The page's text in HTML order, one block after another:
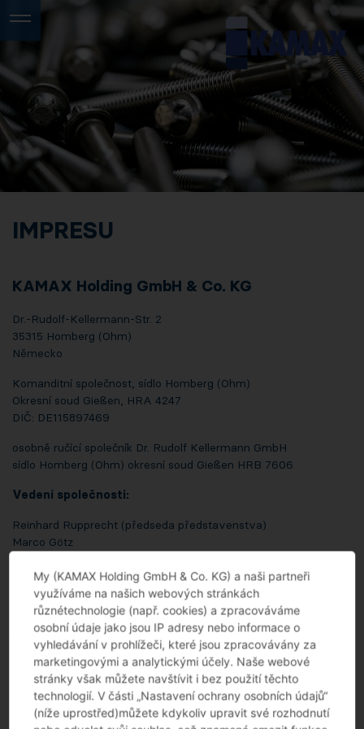
IMPRESU
KAMAX Holding GmbH & Co. KG
Dr.-Rudolf-Kellermann-Str. 2
35315 Homberg (Ohm)
Německo
Komanditní společnost, sídlo Homberg (Ohm)
Okresní soud Gießen, HRA 4247
DIČ: DE115897469
osobně ručící společník Dr. Rudolf Kellermann GmbH
sídlo Homberg (Ohm) okresní soud Gießen HRB 7606
Vedení společnosti:
Reinhard Rupprecht (předseda představenstva)
Marco Götz
Telefon: +49 6633 79-0
E-Maily:
communications@kamax.com
purchasing@kamax.com
sales@kamax.com
Vyloučení ručení
My (KAMAX Holding GmbH & Co. KG) a naši partneři
využíváme na našich webových stránkách
různétechnologie (např. cookies) a zpracováváme
osobní údaje jako jsou IP adresy nebo informace o
vyhledávání v prohlížeči, které jsou zpracovávány za
marketingovými a analytickými účely. Naše webové
stránky však můžete navštívit i bez použití těchto
technologií. V části „Nastavení ochrany osobních údajů“
(níže uprostřed)můžete kdykoliv upravit své rozhodnutí